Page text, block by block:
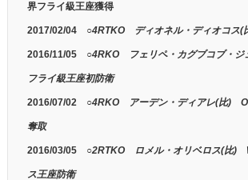
界フライ級王座獲得
2017/02/04 ○4RTKO ディオネル・ディオコス(
2016/11/05 ○4RKO フェリペ・カグブコブ・
フライ級王座初防衛
2016/07/02 ○4RKO アーデン・ディアレ(比)
奪取
2016/03/05 ○2RTKO ロメル・オリベロス(比)
ス王座防衛